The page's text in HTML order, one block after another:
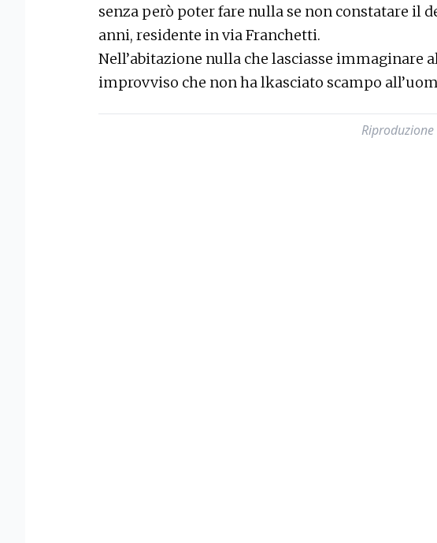
senza però poter fare nulla se non constatare il
anni, residente in via Franchetti.
Nell’abitazione nulla che lasciasse immaginare
improvviso che non ha lkasciato scampo